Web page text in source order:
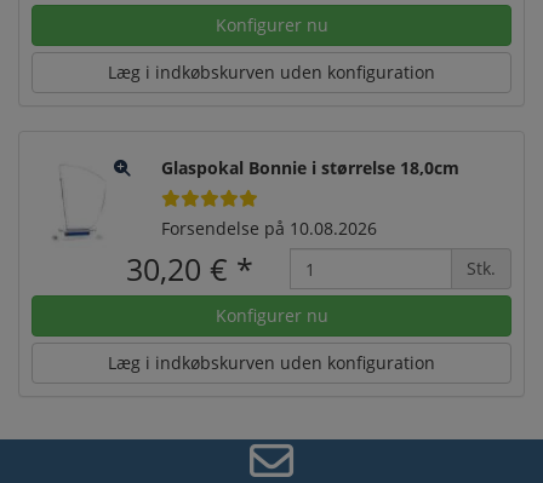
Konfigurer nu
Læg i indkøbskurven uden konfiguration
Glaspokal Bonnie i størrelse 18,0cm
Forsendelse på 10.08.2026
30,20 € * Stk.
Konfigurer nu
Læg i indkøbskurven uden konfiguration